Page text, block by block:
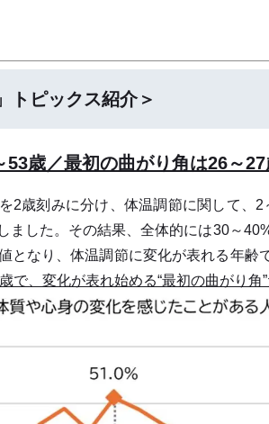
トピックス紹介＞
歳／最初の曲がり角は26～
歳刻みに分け、体温調節に関して、2
した。その結果、全体的には30～
となり、体温調節に変化が表れる年齢
で、変化が表れ始める“最初の曲がり角